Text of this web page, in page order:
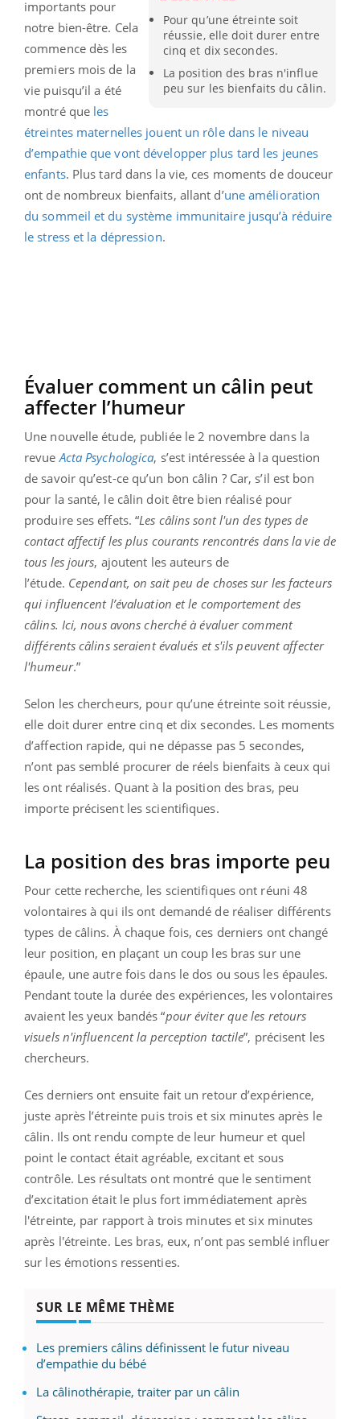
Pour qu’une étreinte soit
réussie, elle doit durer entre
cinq et dix secondes.
La position des bras n'influe
peu sur les bienfaits du câlin.
importants pour
notre bien-être. Cela
commence dès les
premiers mois de la
vie puisqu’il a été
montré que les
étreintes maternelles jouent un rôle dans le niveau
d’empathie que vont développer plus tard les jeunes
enfants. Plus tard dans la vie, ces moments de douceur
ont de nombreux bienfaits, allant d’une amélioration
du sommeil et du système immunitaire jusqu’à réduire
le stress et la dépression.
Évaluer comment un câlin peut
affecter l’humeur
Une nouvelle étude, publiée le 2 novembre dans la
revueActa Psychologica, s’est intéressée à la question
de savoir qu’est-ce qu’un bon câlin ? Car, s’il est bon
pour la santé, le câlin doit être bien réalisé pour
produire ses effets. “Les câlins sont l'un des types de
contact affectif les plus courants rencontrés dans la vie de
tous les jours, ajoutent les auteurs de
l’étude. Cependant, on sait peu de choses sur les facteurs
qui influencent l’évaluation et le comportement des
câlins. Ici, nous avons cherché à évaluer comment
différents câlins seraient évalués et s'ils peuvent affecter
l'humeur.”
Selon les chercheurs, pour qu’une étreinte soit réussie,
elle doit durer entre cinq et dix secondes. Les moments
d’affection rapide, qui ne dépasse pas 5 secondes,
n’ont pas semblé procurer de réels bienfaits à ceux qui
les ont réalisés. Quant à la position des bras, peu
importe précisent les scientifiques.
La position des bras importe peu
Pour cette recherche, les scientifiques ont réuni 48
volontaires à qui ils ont demandé de réaliser différents
types de câlins. À chaque fois, ces derniers ont changé
leur position, en plaçant un coup les bras sur une
épaule, une autre fois dans le dos ou sous les épaules.
Pendant toute la durée des expériences, les volontaires
avaient les yeux bandés “pour éviter que les retours
visuels n'influencent la perception tactile”, précisent les
chercheurs.
Ces derniers ont ensuite fait un retour d’expérience,
juste après l’étreinte puis trois et six minutes après le
câlin. Ils ont rendu compte de leur humeur et quel
point le contact était agréable, excitant et sous
contrôle. Les résultats ont montré que le sentiment
d’excitation était le plus fort immédiatement après
l'étreinte, par rapport à trois minutes et six minutes
après l'étreinte. Les bras, eux, n’ont pas semblé influer
sur les émotions ressenties.
SUR LE MÊME THÈME
Les premiers câlins définissent le futur niveau
d’empathie du bébé
La câlinothérapie, traiter par un câlin